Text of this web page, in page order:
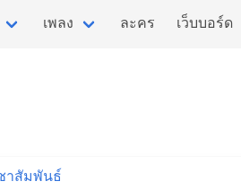
เพลง ละคร เว็บบอร์ด
าสัมพันธ์